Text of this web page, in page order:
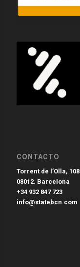
CONTACTO
Torrent de l’Olla,
08012. Barcelona
+34 932 847 723
info@statebcn.com